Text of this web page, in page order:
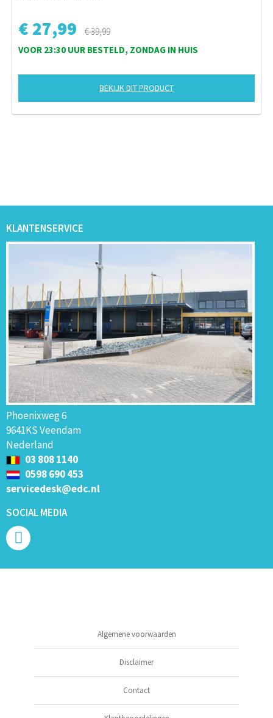
€ 27,99
€ 39,99
VOOR 23:30 UUR BESTELD, ZONDAG IN HUIS
BEKIJK DIT PRODUCT
KLANTENSERVICE
Phoenixweg 6
9641KS Veendam
Nederland
03 808 1140
0598 690 453
servicedesk@edc.nl
SOCIAL MEDIA
Algemene voorwaarden
Disclaimer
Contact